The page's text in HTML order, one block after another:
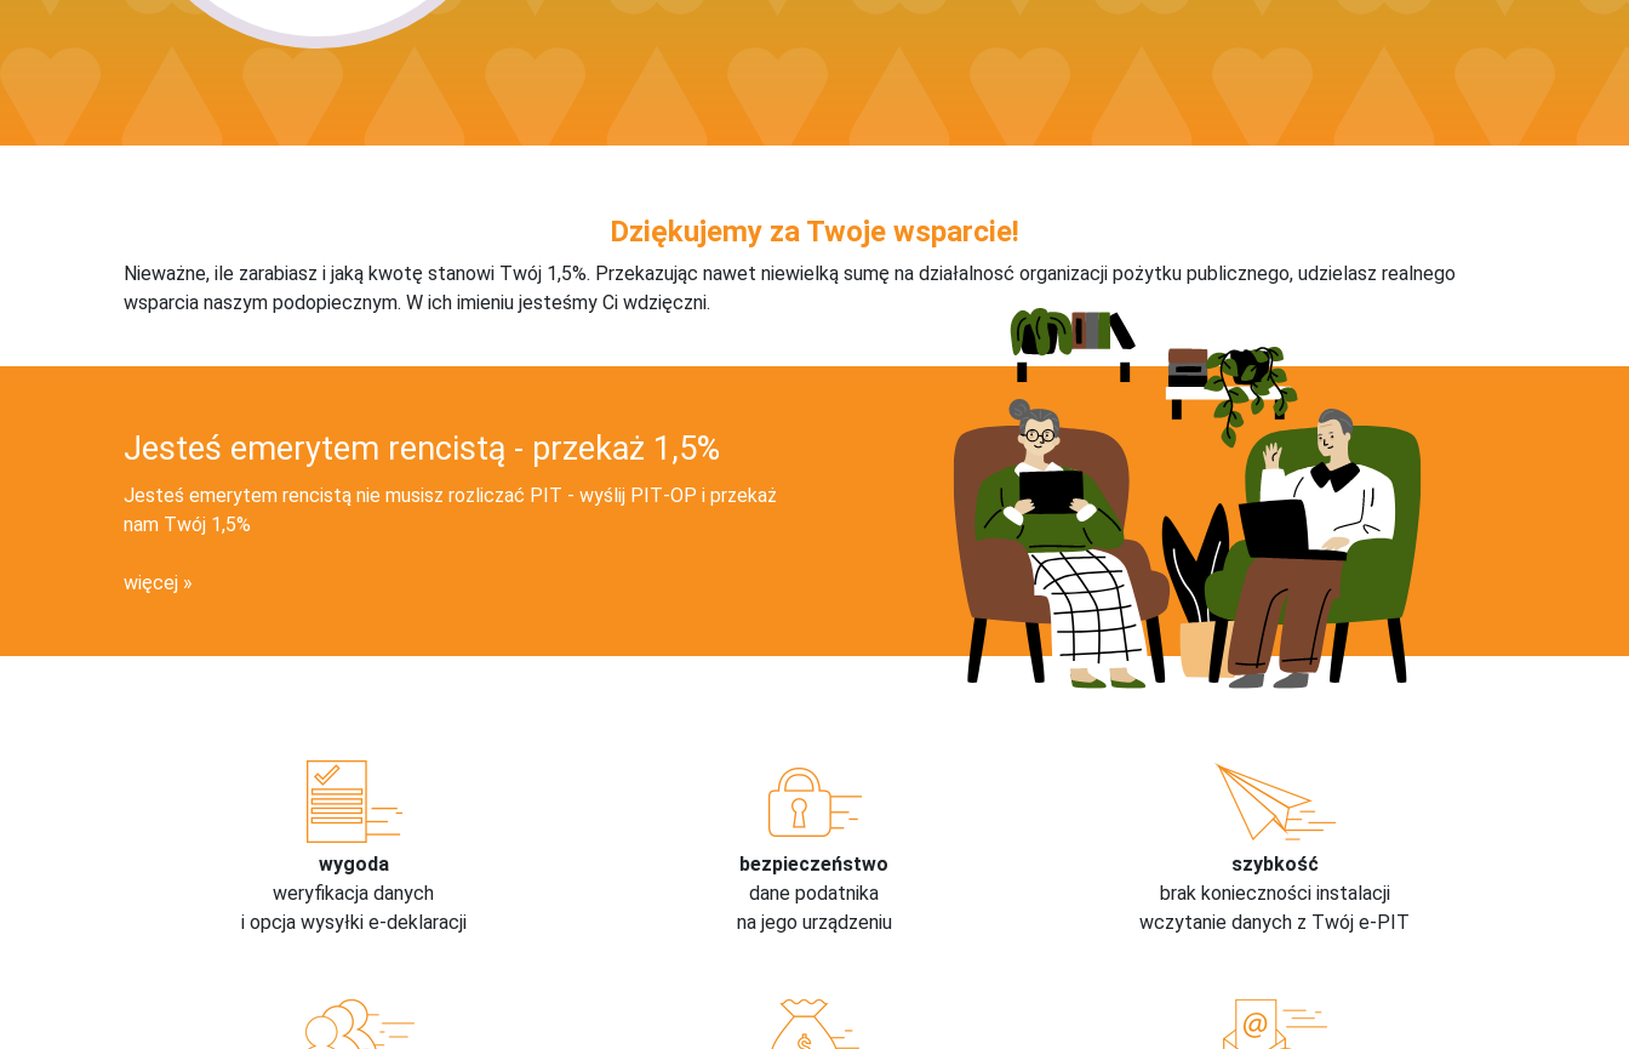
Dziękujemy za Twoje wsparcie!
Nieważne, ile zarabiasz i jaką kwotę stanowi Twój 1,5%. Przekazując nawet niewielką sumę na działalnosć organizacji pożytku publicznego, udzielasz realnego
wsparcia naszym podopiecznym. W ich imieniu jesteśmy Ci wdzięczni.
Jesteś emerytem rencistą - przekaż 1,5%
Jesteś emerytem rencistą nie musisz rozliczać PIT - wyślij PIT‑OP i przekaż
nam Twój 1,5%
więcej
wygoda
weryfikacja danych
i opcja wysyłki e-deklaracji
bezpieczeństwo
dane podatnika
na jego urządzeniu
szybkość
brak konieczności instalacji
wczytanie danych z Twój e-PIT